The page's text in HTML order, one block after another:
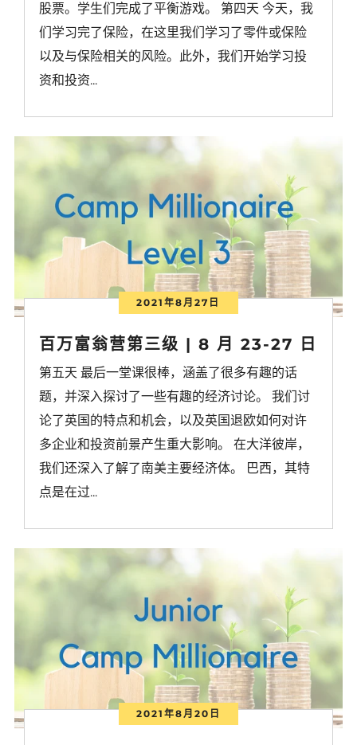
股票。学生们完成了平衡游戏。 第四天 今天，我
们学习完了保险，在这里我们学习了零件或保险
以及与保险相关的风险。此外，我们开始学习投
资和投资...
2021年8月27日
百万富翁营第三级 | 8 月 23-27 日
第五天 最后一堂课很棒，涵盖了很多有趣的话
题，并深入探讨了一些有趣的经济讨论。 我们讨
论了英国的特点和机会，以及英国退欧如何对许
多企业和投资前景产生重大影响。 在大洋彼岸，
我们还深入了解了南美主要经济体。 巴西，其特
点是在过...
2021年8月20日